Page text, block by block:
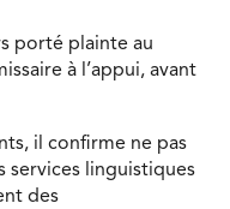
porté plainte au
à l’appui, avant
il confirme ne pas
services linguistiques
des